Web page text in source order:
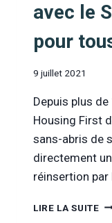
avec le
pour
9 juillet 2021
Depuis plus
Housing First
sans-abris de
directement
réinsertion par
LIRE LA SUITE